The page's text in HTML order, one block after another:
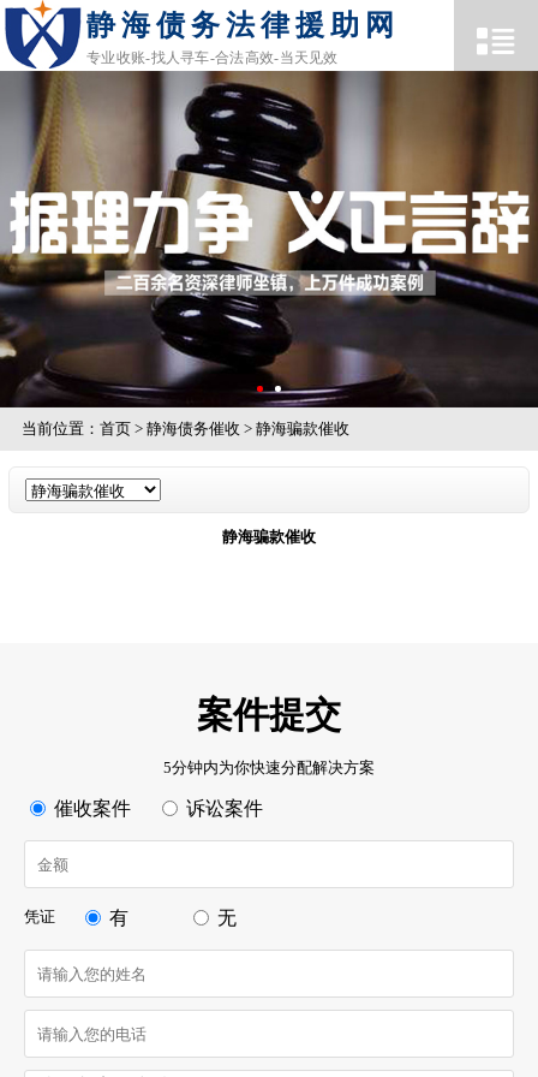
静海债务法律援助网
专业收账-找人寻车-合法高效-当天见效
当前位置： 首页> 静海债务催收 > 静海骗款催收
静海骗款催收
案件提交
5分钟内为你快速分配解决方案
催收案件 诉讼案件
凭证 有 无